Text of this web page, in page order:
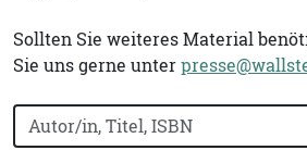
Sollten Sie weiteres Material
Sie uns gerne unter
Bücher nach Buchtitel,